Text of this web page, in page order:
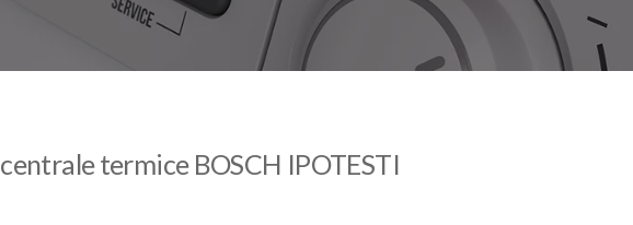
termice BOSCH IPOTESTI